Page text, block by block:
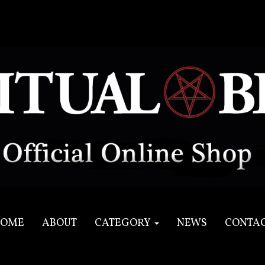
ABOUT CATEGORY NEWS